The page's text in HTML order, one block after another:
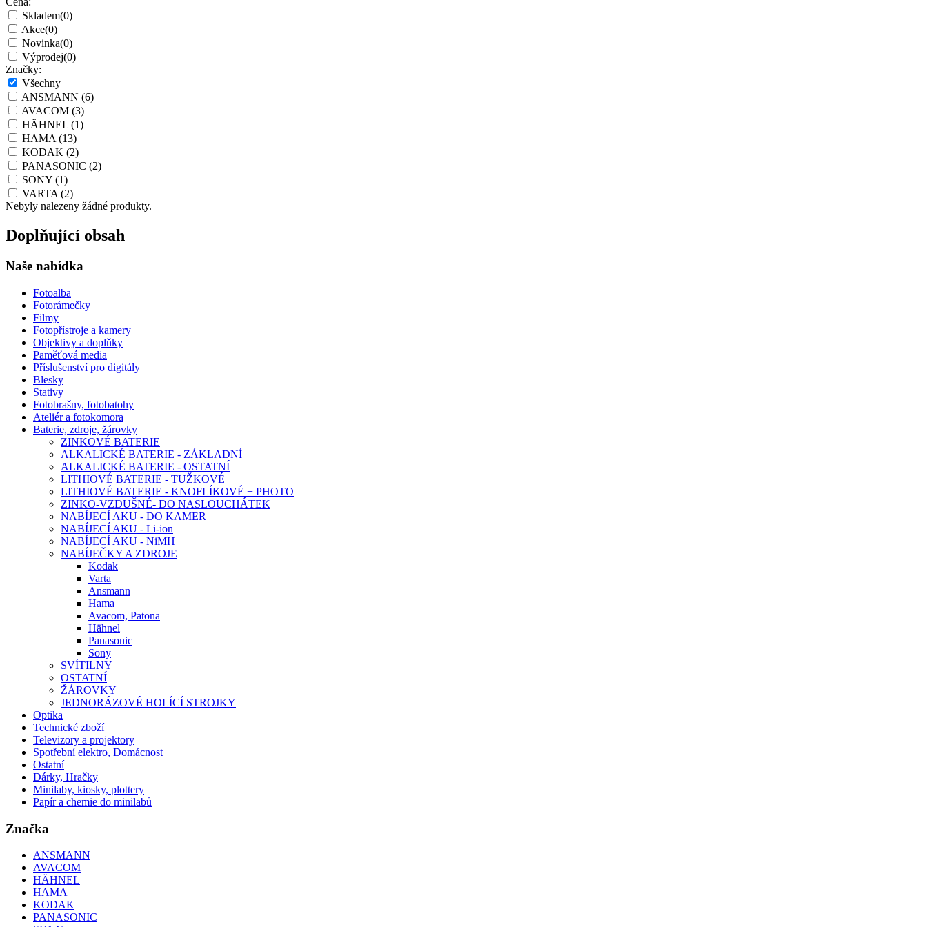
Skladem(0)
Akce(0)
Novinka(0)
Výprodej(0)
Značky:
Všechny
ANSMANN (6)
AVACOM (3)
HÄHNEL (1)
HAMA(13)
KODAK (2)
PANASONIC (2)
SONY (1)
VARTA(2)
Nebyly nalezeny žádné produkty.
Doplňující obsah
Naše nabídka
Fotoalba
Fotorámečky
Filmy
Fotopřístroje a kamery
Objektivy a doplňky
Paměťová media
Příslušenství pro digitály
Blesky
Stativy
Fotobrašny, fotobatohy
Ateliér a fotokomora
Baterie, zdroje, žárovky
ZINKOVÉ BATERIE
ALKALICKÉ BATERIE - ZÁKLADNÍ
ALKALICKÉ BATERIE - OSTATNÍ
LITHIOVÉ BATERIE - TUŽKOVÉ
LITHIOVÉ BATERIE - KNOFLÍKOVÉ + PHOTO
ZINKO-VZDUŠNÉ- DO NASLOUCHÁTEK
NABÍJECÍ AKU - DO KAMER
NABÍJECÍ AKU - Li-ion
NABÍJECÍ AKU - NiMH
NABÍJEČKY A ZDROJE
Kodak
Varta
Ansmann
Hama
Avacom, Patona
Hähnel
Panasonic
Sony
SVÍTILNY
OSTATNÍ
ŽÁROVKY
JEDNORÁZOVÉ HOLÍCÍ STROJKY
Optika
Technické zboží
Televizory a projektory
Spotřební elektro, Domácnost
Ostatní
Dárky, Hračky
Minilaby, kiosky, plottery
Papír a chemie do minilabů
Značka
ANSMANN
AVACOM
HÄHNEL
HAMA
KODAK
PANASONIC